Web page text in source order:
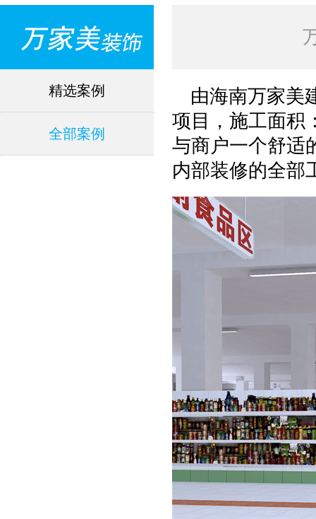
精选案例
全部案例
由海南万家美
项目，施工面积
与商户一个舒适
内部装修的全部